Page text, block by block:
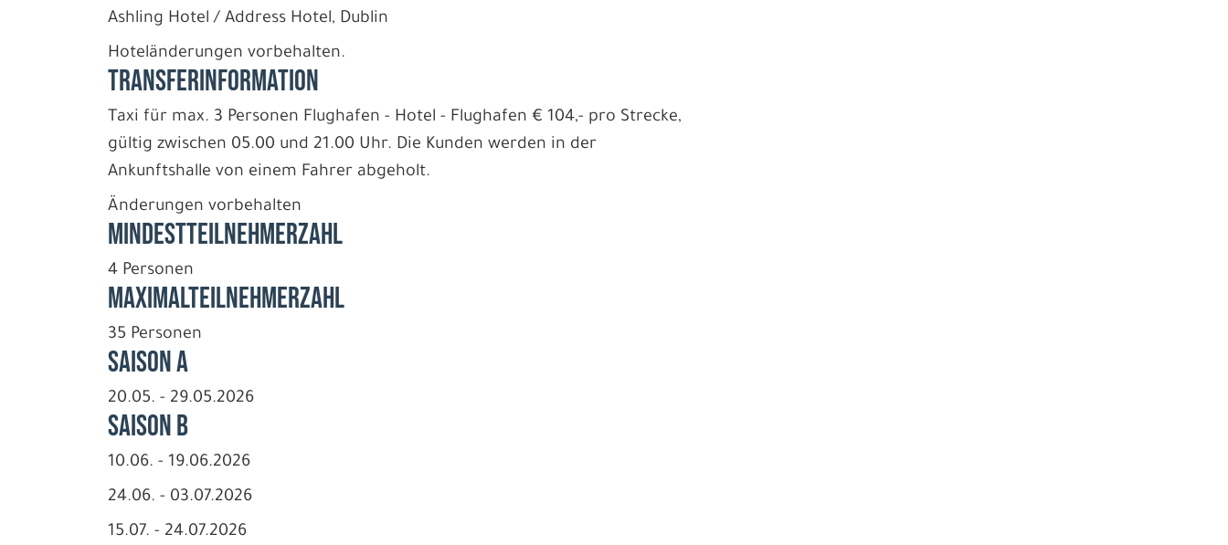
Ashling Hotel / Address Hotel, Dublin
Hoteländerungen vorbehalten.
Transferinformation
Taxi für max. 3 Personen Flughafen - Hotel - Flughafen € 104,- pro Strecke,
gültig zwischen 05.00 und 21.00 Uhr. Die Kunden werden in der
Ankunftshalle von einem Fahrer abgeholt.
Änderungen vorbehalten
Mindestteilnehmerzahl
4 Personen
Maximalteilnehmerzahl
35 Personen
Saison A
20.05. - 29.05.2026
Saison B
10.06. - 19.06.2026
24.06. - 03.07.2026
15.07. - 24.07.2026